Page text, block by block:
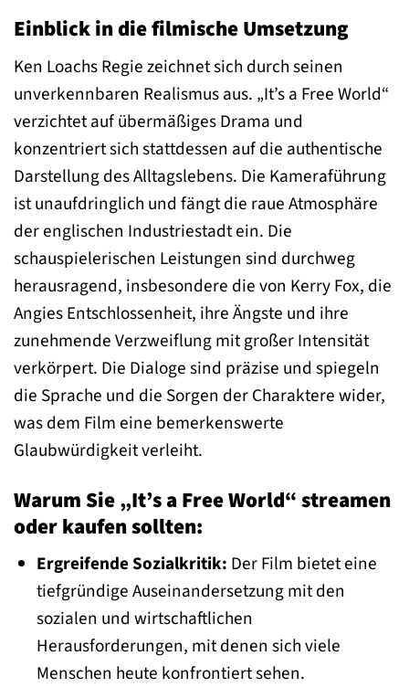
Einblick in die filmische Umsetzung
Ken Loachs Regie zeichnet sich durch seinen
unverkennbaren Realismus aus. „It’s a Free World“
verzichtet auf übermäßiges Drama und
konzentriert sich stattdessen auf die authentische
Darstellung des Alltagslebens. Die Kameraführung
ist unaufdringlich und fängt die raue Atmosphäre
der englischen Industriestadt ein. Die
schauspielerischen Leistungen sind durchweg
herausragend, insbesondere die von Kerry Fox, die
Angies Entschlossenheit, ihre Ängste und ihre
zunehmende Verzweiflung mit großer Intensität
verkörpert. Die Dialoge sind präzise und spiegeln
die Sprache und die Sorgen der Charaktere wider,
was dem Film eine bemerkenswerte
Glaubwürdigkeit verleiht.
Warum Sie „It’s a Free World“ streamen
oder kaufen sollten:
Ergreifende Sozialkritik: Der Film bietet eine
tiefgründige Auseinandersetzung mit den
sozialen und wirtschaftlichen
Herausforderungen, mit denen sich viele
Menschen heute konfrontiert sehen.